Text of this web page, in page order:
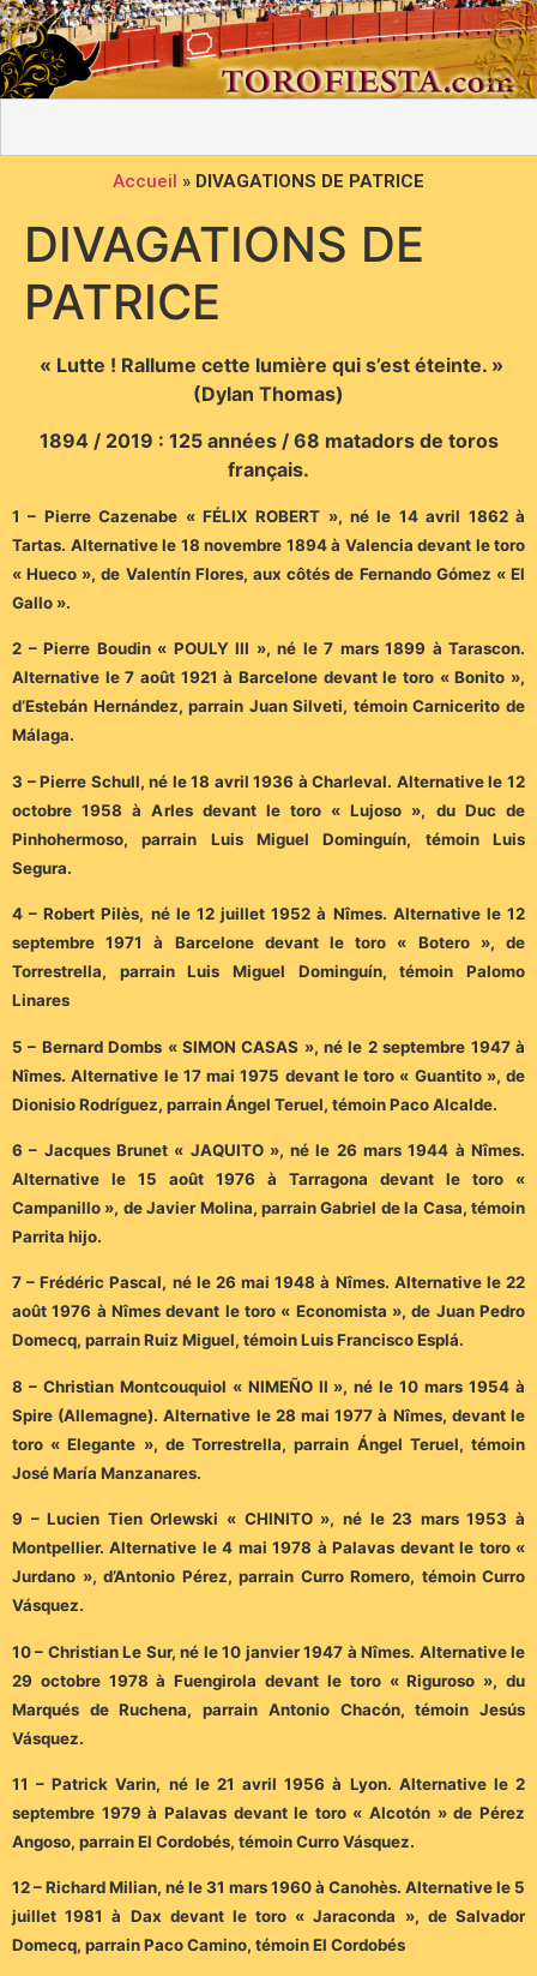
Accueil » DIVAGATIONS DE PATRICE
DIVAGATIONS DE
PATRICE
« Lutte ! Rallume cette lumière qui s’est éteinte. »
(Dylan Thomas)
1894 / 2019 : 125 années / 68 matadors de toros
français.
1 – Pierre Cazenabe « FÉLIX ROBERT », né le 14 avril 1862 à
Tartas. Alternative le 18 novembre 1894 à Valencia devant le toro
« Hueco », de Valentín Flores, aux côtés de Fernando Gómez « El
Gallo ».
2 – Pierre Boudin « POULY III », né le 7 mars 1899 à Tarascon.
Alternative le 7 août 1921 à Barcelone devant le toro « Bonito »,
d’Estebán Hernández, parrain Juan Silveti, témoin Carnicerito de
Málaga.
3 – Pierre Schull, né le 18 avril 1936 à Charleval. Alternative le 12
octobre 1958 à Arles devant le toro « Lujoso », du Duc de
Pinhohermoso, parrain Luis Miguel Dominguín, témoin Luis
Segura.
4 – Robert Pilès, né le 12 juillet 1952 à Nîmes. Alternative le 12
septembre 1971 à Barcelone devant le toro « Botero », de
Torrestrella, parrain Luis Miguel Dominguín, témoin Palomo
Linares
5 – Bernard Dombs « SIMON CASAS », né le 2 septembre 1947 à
Nîmes. Alternative le 17 mai 1975 devant le toro « Guantito », de
Dionisio Rodríguez, parrain Ángel Teruel, témoin Paco Alcalde.
6 – Jacques Brunet « JAQUITO », né le 26 mars 1944 à Nîmes.
Alternative le 15 août 1976 à Tarragona devant le toro «
Campanillo », de Javier Molina, parrain Gabriel de la Casa, témoin
Parrita hijo.
7 – Frédéric Pascal, né le 26 mai 1948 à Nîmes. Alternative le 22
août 1976 à Nîmes devant le toro « Economista », de Juan Pedro
Domecq, parrain Ruiz Miguel, témoin Luis Francisco Esplá.
8 – Christian Montcouquiol « NIMEÑO II », né le 10 mars 1954 à
Spire (Allemagne). Alternative le 28 mai 1977 à Nîmes, devant le
toro « Elegante », de Torrestrella, parrain Ángel Teruel, témoin
José María Manzanares.
9 – Lucien Tien Orlewski « CHINITO », né le 23 mars 1953 à
Montpellier. Alternative le 4 mai 1978 à Palavas devant le toro «
Jurdano », d’Antonio Pérez, parrain Curro Romero, témoin Curro
Vásquez.
10 – Christian Le Sur, né le 10 janvier 1947 à Nîmes. Alternative le
29 octobre 1978 à Fuengirola devant le toro « Riguroso », du
Marqués de Ruchena, parrain Antonio Chacón, témoin Jesús
Vásquez.
11 – Patrick Varin, né le 21 avril 1956 à Lyon. Alternative le 2
septembre 1979 à Palavas devant le toro « Alcotón » de Pérez
Angoso, parrain El Cordobés, témoin Curro Vásquez.
12 – Richard Milian, né le 31 mars 1960 à Canohès. Alternative le 5
juillet 1981 à Dax devant le toro « Jaraconda », de Salvador
Domecq, parrain Paco Camino, témoin El Cordobés